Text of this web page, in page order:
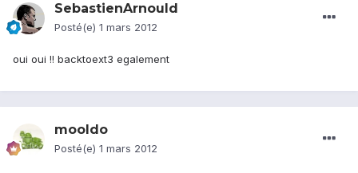
SebastienArnould
Posté(e) 1 mars 2012
oui oui !! backtoext3 egalement
mooldo
Posté(e) 1 mars 2012